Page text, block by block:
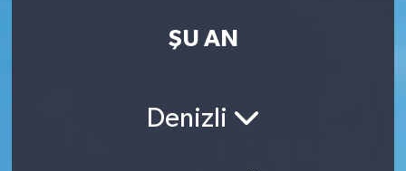
ŞU AN
Denizli